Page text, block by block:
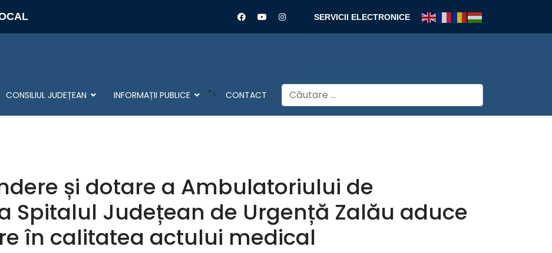
SERVICII ELECTRONICE
CONSILIUL JUDEȚEAN INFORMAȚII PUBLICE "> CONTACT Cautare
și dotare a Ambulatoriului de
Spitalul Județean de Urgență Zalău aduce
în calitatea actului medical